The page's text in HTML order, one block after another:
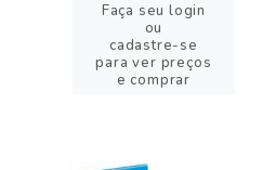
Faça seu login
ou
cadastre-se
para ver preços
e comprar